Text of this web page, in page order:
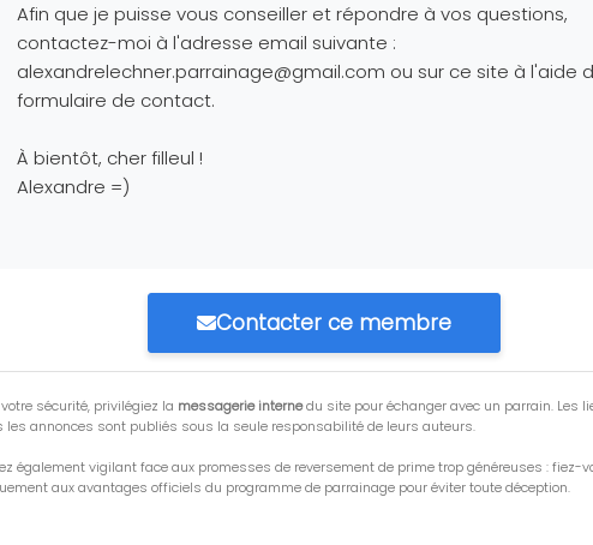
Afin que je puisse vous conseiller et répondre à vos questions,
contactez-moi à l'adresse email suivante :
alexandrelechner.parrainage@gmail.com ou sur ce site à l'aide
formulaire de contact.
À bientôt, cher filleul !
Alexandre =)
Contacter ce membre
votre sécurité, privilégiez la messagerie internedu site pour échanger avec un parrain. Les
les annonces sont publiés sous la seule responsabilité de leurs auteurs.
également vigilant face aux promesses de reversement de prime trop généreuses : fiez-
aux avantages officiels du programme de parrainage pour éviter toute déception.